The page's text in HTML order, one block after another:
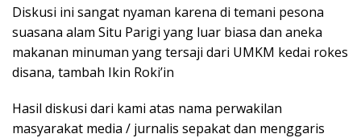
Diskusi ini sangat nyaman karena di temani pesona
suasana alam Situ Parigi yang luar biasa dan aneka
makanan minuman yang tersaji dari UMKM kedai rokes
disana, tambah Ikin Roki’in
Hasil diskusi dari kami atas nama perwakilan
masyarakat media / jurnalis sepakat dan menggaris